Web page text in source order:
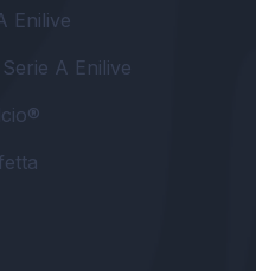
Enilive
A Enilive